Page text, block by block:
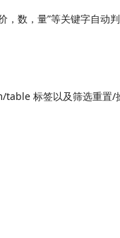
，数，量”等关键字自动
标签以及筛选重置/